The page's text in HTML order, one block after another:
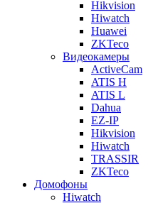
Hikvision
Hiwatch
Huawei
ZKTeco
Видеокамеры
ActiveCam
ATIS H
ATIS L
Dahua
EZ-IP
Hikvision
Hiwatch
TRASSIR
ZKTeco
Домофоны
Hiwatch